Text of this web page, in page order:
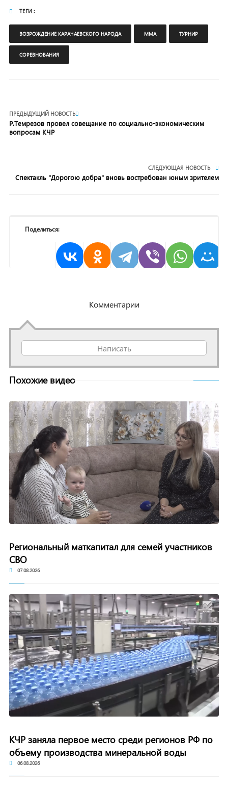
ТЕГИ :
ВОЗРОЖДЕНИЕ КАРАЧАЕВСКОГО НАРОДА ММА ТУРНИР
СОРЕВНОВАНИЯ
ПРЕДЫДУЩИЙ НОВОСТЬ
Р.Темрезов провел совещание по социально-экономическим
вопросам КЧР
СЛЕДУЮЩАЯ НОВОСТЬ
Спектакль "Дорогою добра" вновь востребован юным зрителем
Поделиться:
Комментарии
Написать
Похожие видео
Региональный маткапитал для семей участников
СВО
07.08.2026
КЧР заняла первое место среди регионов РФ по
объему производства минеральной воды
06.08.2026